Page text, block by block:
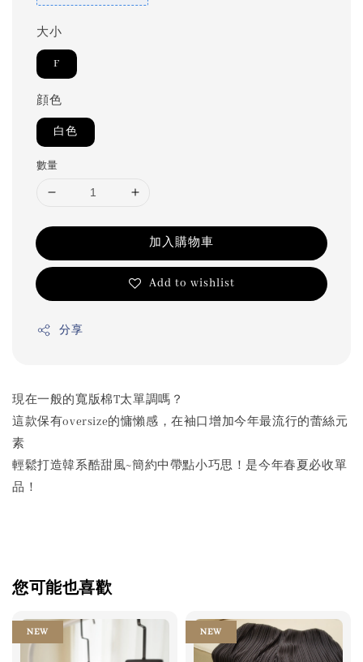
大小
F
顔色
白色
數量
加入購物車
Add to wishlist
分享
現在一般的寬版棉T太單調嗎？
這款保有oversize的慵懶感，在袖口增加今年最流行的蕾絲元
素
輕鬆打造韓系酷甜風~簡約中帶點小巧思！是今年春夏必收單
品！
您可能也喜歡
NEW NEW